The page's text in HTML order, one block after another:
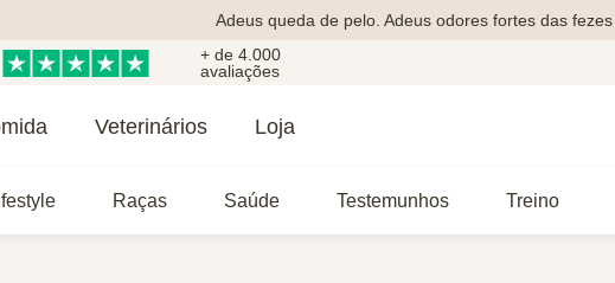
Adeus queda de pelo. Adeus odores fortes das fezes
+ de 4.000
avaliações
Veterinários Loja
Raças Saúde Testemunhos Treino